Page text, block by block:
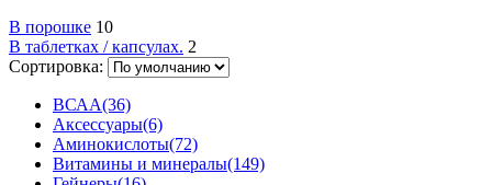
В порошке 10
В таблетках / капсулах. 2
Сортировка:
ВСАА(36)
Аксессуары(6)
Аминокислоты(72)
Витамины и минералы(149)